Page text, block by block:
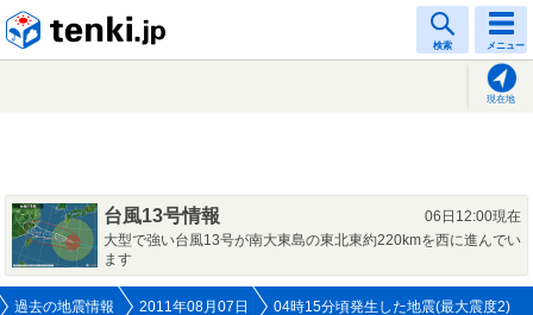
検索 メニュー
現在地
台風13号情報
06日12:00現在
大型で強い台風13号が南大東島の東北東約220kmを西に進んでい
ます
過去の地震情報 2011年08月07日 04時15分頃発生した地震(最大震度2)